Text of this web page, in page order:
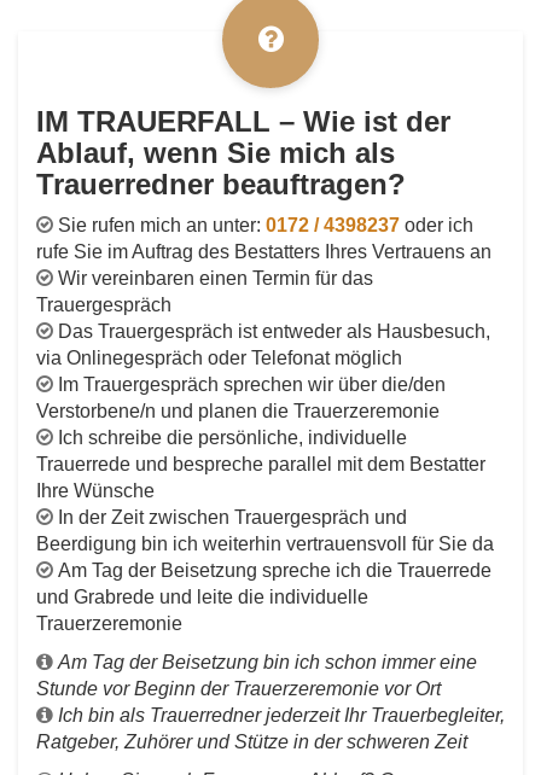
IM TRAUERFALL – Wie ist der
Ablauf, wenn Sie mich als
Trauerredner beauftragen?
Sie rufen mich an unter: 0172 / 4398237 oder ich
rufe Sie im Auftrag des Bestatters Ihres Vertrauens an
Wir vereinbaren einen Termin für das
Trauergespräch
Das Trauergespräch ist entweder als Hausbesuch,
via Onlinegespräch oder Telefonat möglich
Im Trauergespräch sprechen wir über die/den
Verstorbene/n und planen die Trauerzeremonie
Ich schreibe die persönliche, individuelle
Trauerrede und bespreche parallel mit dem Bestatter
Ihre Wünsche
In der Zeit zwischen Trauergespräch und
Beerdigung bin ich weiterhin vertrauensvoll für Sie da
Am Tag der Beisetzung spreche ich die Trauerrede
und Grabrede und leite die individuelle
Trauerzeremonie
Am Tag der Beisetzung bin ich schon immer eine
Stunde vor Beginn der Trauerzeremonie vor Ort
Ich bin als Trauerredner jederzeit Ihr Trauerbegleiter,
Ratgeber, Zuhörer und Stütze in der schweren Zeit